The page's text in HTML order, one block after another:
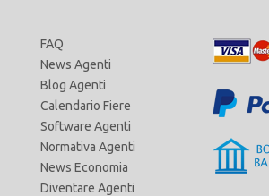
FAQ
News Agenti
Blog Agenti
Calendario Fiere
Software Agenti
Normativa Agenti
News Economia
Diventare Agenti